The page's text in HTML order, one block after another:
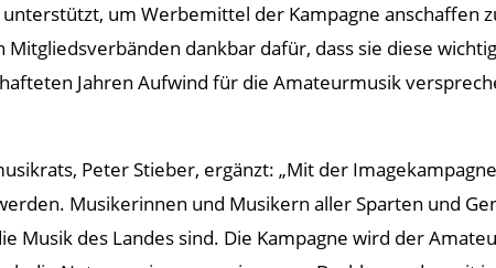
um Werbemittel der Kampagne anschaffen
dankbar dafür, dass sie diese
Jahren Aufwind für die Amateurmusik
Peter Stieber, ergänzt: „Mit der
Musikerinnen und Musikern aller Sparten und
Musik des Landes sind. Die Kampagne wird der